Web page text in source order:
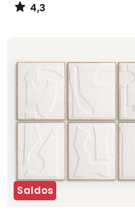
4,3
/
Saldos